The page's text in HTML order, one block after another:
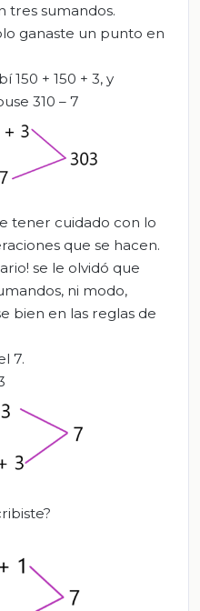
tres sumandos.
ganaste un punto en
150 + 150 + 3, y
310 – 7
tener cuidado con lo
que se hacen.
se le olvidó que
ni modo,
bien en las reglas de
7.